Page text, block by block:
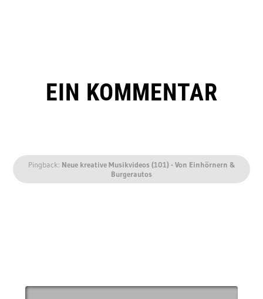
EIN KOMMENTAR
Pingback: Neue kreative Musikvideos (101) - Von Einhörnern &
Burgerautos